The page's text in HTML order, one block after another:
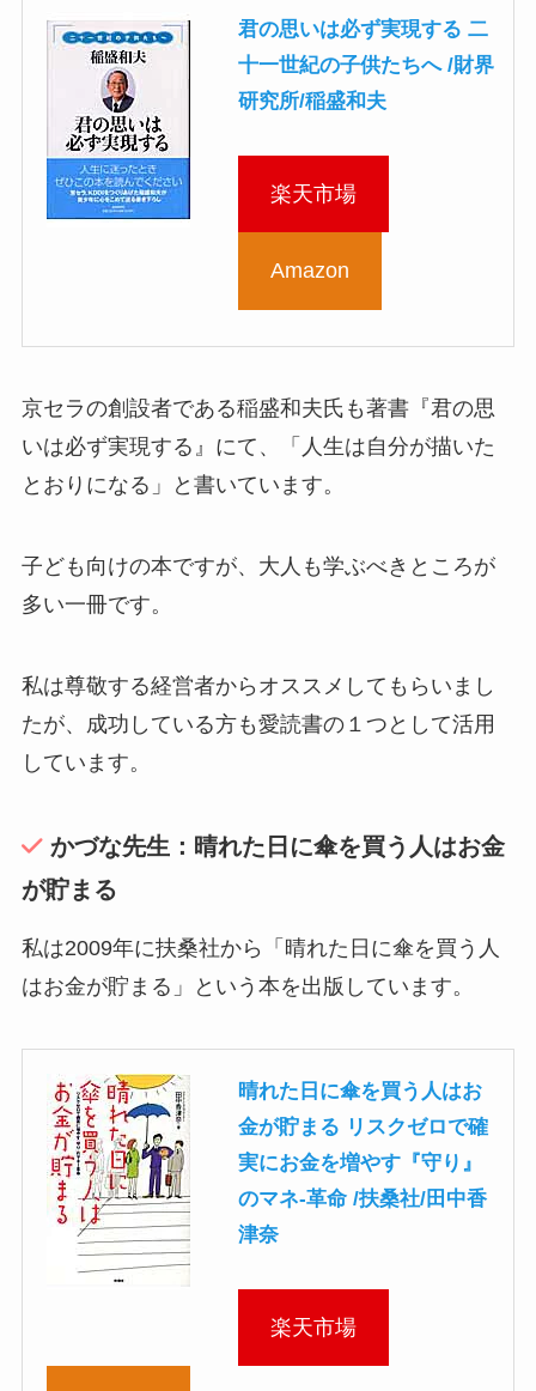
君の思いは必ず実現する 二
十一世紀の子供たちへ /財界
研究所/稲盛和夫
楽天市場
Amazon
京セラの創設者である稲盛和夫氏も著書『君の思
いは必ず実現する』にて、「人生は自分が描いた
とおりになる」と書いています。
子ども向けの本ですが、大人も学ぶべきところが
多い一冊です。
私は尊敬する経営者からオススメしてもらいまし
たが、成功している方も愛読書の１つとして活用
しています。
かづな先生：晴れた日に傘を買う人はお金
が貯まる
私は2009年に扶桑社から「晴れた日に傘を買う人
はお金が貯まる」という本を出版しています。
晴れた日に傘を買う人はお
金が貯まる リスクゼロで確
実にお金を増やす『守り』
のマネ-革命 /扶桑社/田中香
津奈
楽天市場